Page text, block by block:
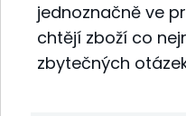
jednoznačně ve
chtějí zboží co
zbytečných